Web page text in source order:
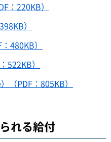
：220KB）
）
480KB）
522KB）
（PDF：805KB）
れる給付